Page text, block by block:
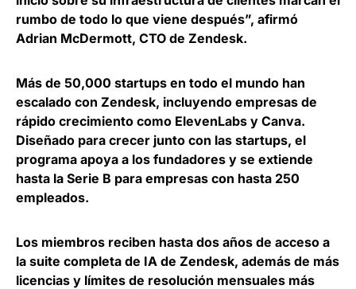
rumbo de todo lo que viene después”, afirmó
Adrian McDermott, CTO de Zendesk.
Más de 50,000 startups en todo el mundo han
escalado con Zendesk, incluyendo empresas de
rápido crecimiento como ElevenLabs y Canva.
Diseñado para crecer junto con las startups, el
programa apoya a los fundadores y se extiende
hasta la Serie B para empresas con hasta 250
empleados.
Los miembros reciben hasta dos años de acceso a
la suite completa de IA de Zendesk, además de más
licencias y límites de resolución mensuales más